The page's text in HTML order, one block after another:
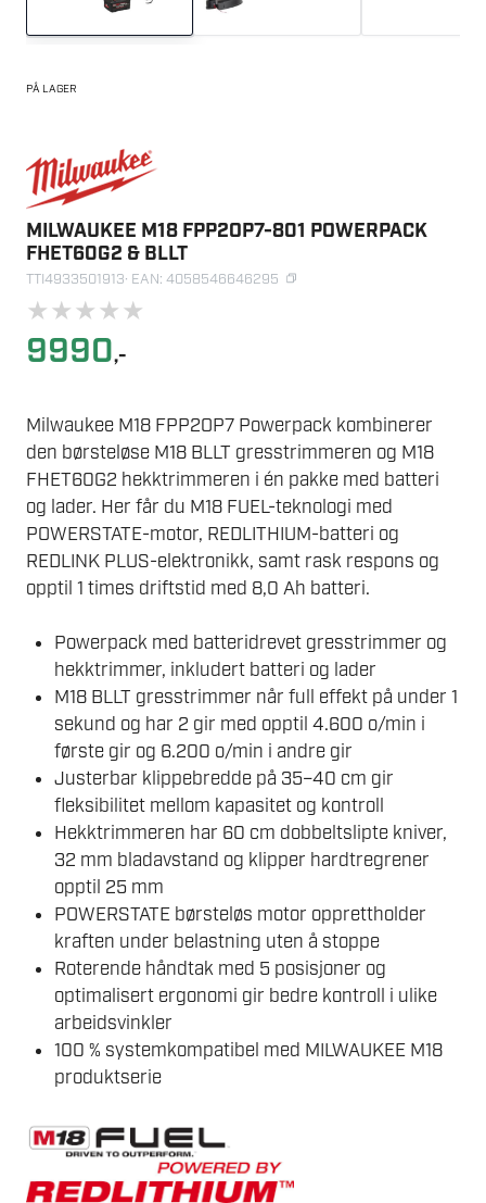
PÅ LAGER
MILWAUKEE M18 FPP2OP7-801 POWERPACK
FHET60G2 & BLLT
TTI4933501913· EAN: 4058546646295
★★★★★
9990,-
Milwaukee M18 FPP2OP7 Powerpack kombinerer
den børsteløse M18 BLLT gresstrimmeren og M18
FHET60G2 hekktrimmeren i én pakke med batteri
og lader. Her får du M18 FUEL-teknologi med
POWERSTATE-motor, REDLITHIUM-batteri og
REDLINK PLUS-elektronikk, samt rask respons og
opptil 1 times driftstid med 8,0 Ah batteri.
Powerpack med batteridrevet gresstrimmer og
hekktrimmer, inkludert batteri og lader
M18 BLLT gresstrimmer når full effekt på under 1
sekund og har 2 gir med opptil 4.600 o/min i
første gir og 6.200 o/min i andre gir
Justerbar klippebredde på 35–40 cm gir
fleksibilitet mellom kapasitet og kontroll
Hekktrimmeren har 60 cm dobbeltslipte kniver,
32 mm bladavstand og klipper hardtregrener
opptil 25 mm
POWERSTATE børsteløs motor opprettholder
kraften under belastning uten å stoppe
Roterende håndtak med 5 posisjoner og
optimalisert ergonomi gir bedre kontroll i ulike
arbeidsvinkler
100 % systemkompatibel med MILWAUKEE M18
produktserie